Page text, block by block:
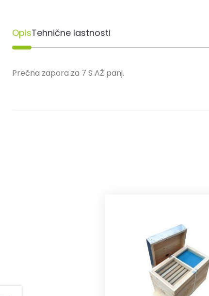
OpisTehnične lastnosti
Prečna zapora za 7 S AŽ panj.